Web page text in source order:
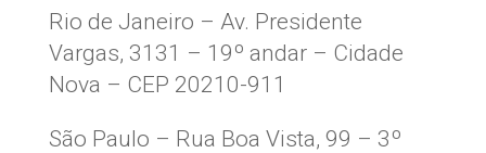
Rio de Janeiro – Av. Presidente
Vargas, 3131 – 19º andar – Cidade
Nova – CEP 20210-911
São Paulo – Rua Boa Vista, 99 – 3º